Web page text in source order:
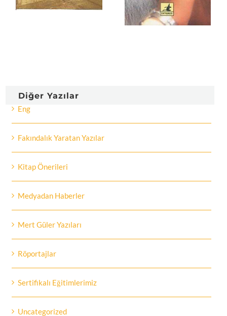
Diğer Yazılar
Eng
Fakındalık Yaratan Yazılar
Kitap Önerileri
Medyadan Haberler
Mert Güler Yazıları
Röportajlar
Sertifikalı Eğitimlerimiz
Uncategorized